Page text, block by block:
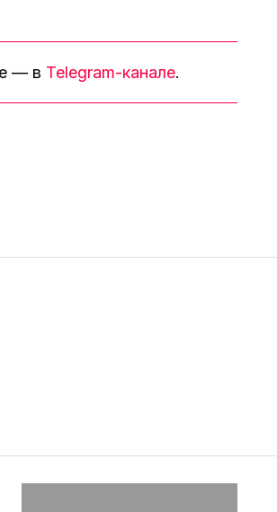
— в Telegram-канале.